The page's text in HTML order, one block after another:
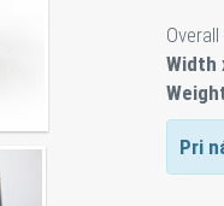
Width
Pri